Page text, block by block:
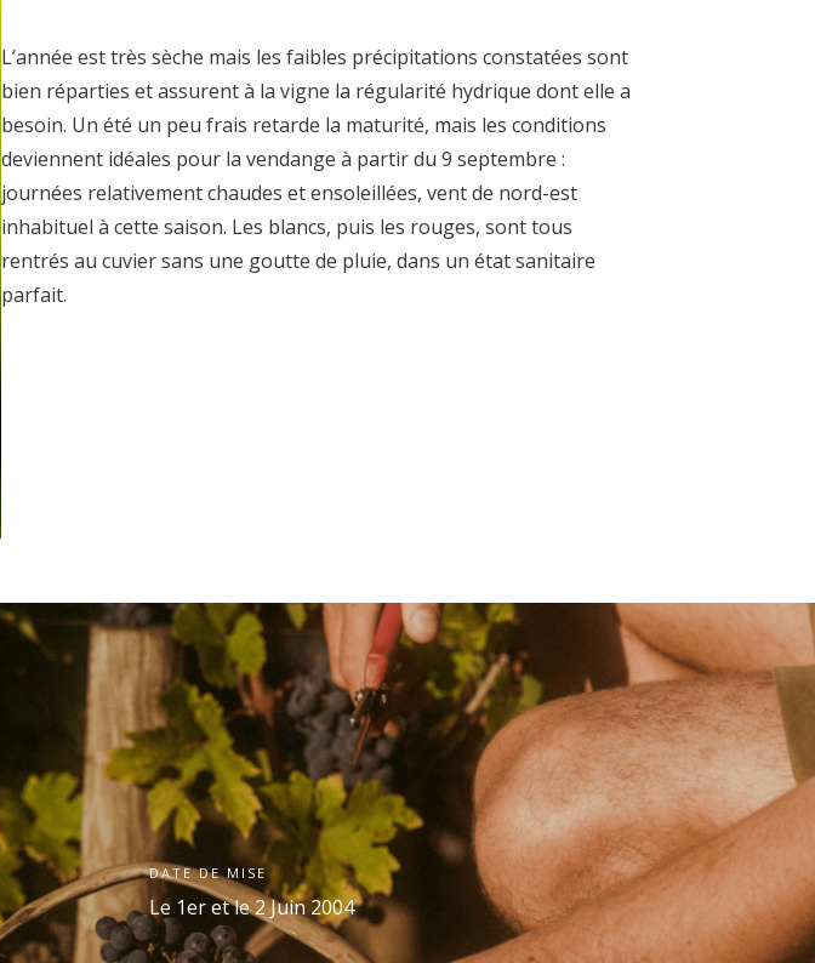
L’année est très sèche mais les faibles précipitations constatées sont
bien réparties et assurent à la vigne la régularité hydrique dont elle a
besoin. Un été un peu frais retarde la maturité, mais les conditions
deviennent idéales pour la vendange à partir du 9 septembre :
journées relativement chaudes et ensoleillées, vent de nord-est
inhabituel à cette saison. Les blancs, puis les rouges, sont tous
rentrés au cuvier sans une goutte de pluie, dans un état sanitaire
parfait.
DATE DE MISE
Le 1eret le 2 Juin 2004